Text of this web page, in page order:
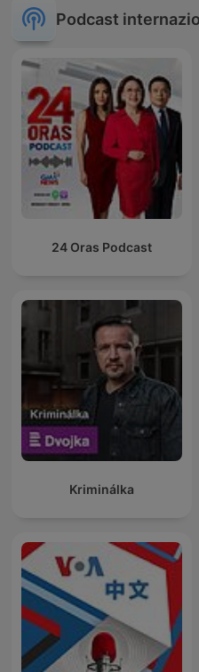
Podcast
24 Oras Podcast
Kriminálka